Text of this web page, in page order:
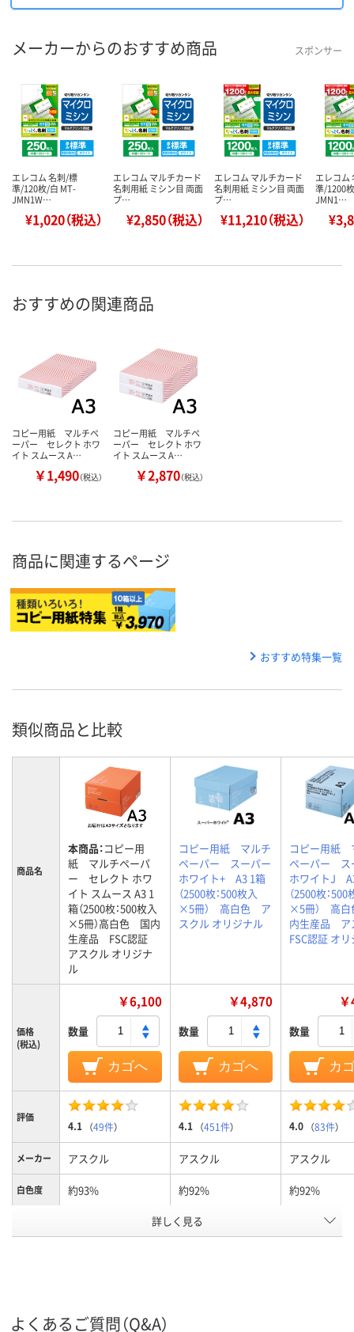
メーカーからのおすすめ商品 スポンサー
エレコム 名刺/標
準/120枚/白 MT-
JMN1W…
¥1,020（税込）
エレコム マルチカード
名刺用紙 ミシン目 両面
プ…
¥2,850（税込）
エレコム マルチカード
名刺用紙 ミシン目 両面
プ…
¥11,210（税込）
エレコム
準/1200
JMN1…
おすすめの関連商品
コピー用紙 マルチペ
ーパー セレクト ホワ
イト スムース A…
￥1,490（税込）
コピー用紙 マルチペ
ーパー セレクト ホワ
イト スムース A…
￥2,870（税込）
商品に関連するページ
おすすめ特集一覧
類似商品と比較
商品名
本商品：コピー用
紙 マルチペーパ
ー セレクト ホワ
イト スムース A3 1
箱（2500枚：500枚入
×5冊）高白色 国内
生産品 FSC認証
アスクル オリジナ
ル
コピー用紙 マルチ
ペーパー スーパー
ホワイト+ A3 1箱
（2500枚：500枚入
×5冊） 高白色 ア
スクル オリジナル
コピー用紙
ペーパー ス
ホワイトJ
（2500枚：500
×5冊） 高
内生産品 ア
FSC認証 オ
価格
(税込)
￥6,100
数量
カゴへ
￥4,870
数量
カゴへ
数量
カ
評価
4.1 （49件） 4.1 （451件） 4.0 （83件）
メーカー アスクル アスクル アスクル
白色度 約93% 約92% 約92%
さ
100μg）
約90μm(0.09mm) 約
詳しく見る
よくあるご質問（Q&A）